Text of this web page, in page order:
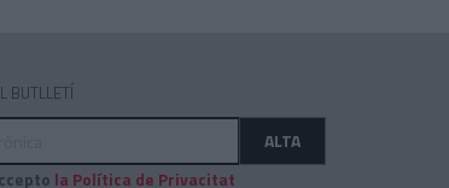
BUTLLETÍ
ALTA
la Política de Privacitat